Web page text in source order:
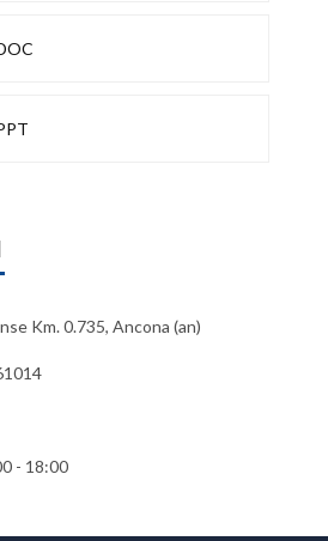
Km. 0.735, Ancona (an)
- 18:00